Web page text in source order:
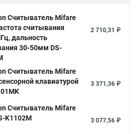
Считыватель Mifare
считывания
дальность
30-50мм DS-
2 710,31 ₽
Считыватель Mifare
клавиатурой
3 371,36 ₽
Считыватель Mifare
K1102M
3 077,56 ₽